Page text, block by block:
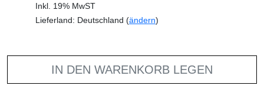
Inkl. 19% MwST
Lieferland: Deutschland (ändern)
IN DEN WARENKORB LEGEN